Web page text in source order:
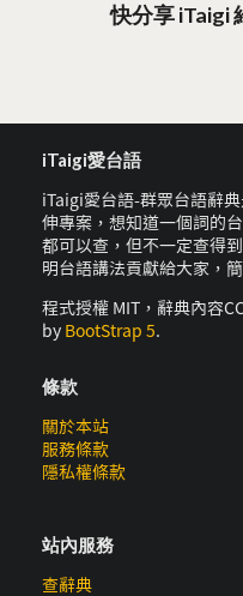
快分享 iTaigi
iTaigi愛台語
iTaigi愛台語-群眾台語辭
伸專案，想知道一個詞的
都可以查，但不一定查得
明台語講法貢獻給大家，
程式授權 MIT，辭典內容
by BootStrap 5.
條款
關於本站
服務條款
隱私權條款
站內服務
查辭典